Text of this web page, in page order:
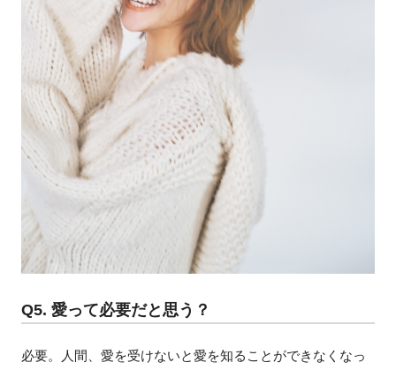
Q5. 愛って必要だと思う？
必要。人間、愛を受けないと愛を知ることができなくなっ